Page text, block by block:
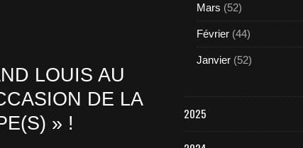
LOUIS AU
DE LA
» !
Mars (52)
Février (44)
Janvier (52)
2025